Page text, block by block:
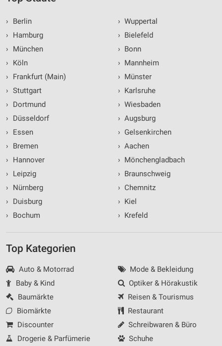
›
Berlin
›
Hamburg
›
München
›
Köln
›
Frankfurt (Main)
› Stuttgart
›
Dortmund
›
Düsseldorf
›
Essen
›
Bremen
›
Hannover
›
Leipzig
›
Nürnberg
›
Duisburg
›
Bochum
› Wuppertal
› Bielefeld
› Bonn
› Mannheim
› Münster
› Karlsruhe
› Wiesbaden
› Augsburg
› Gelsenkirchen
› Aachen
› Mönchengladbach
› Braunschweig
› Chemnitz
› Kiel
› Krefeld
Top Kategorien
Auto & Motorrad
Baby & Kind
Baumärkte
Biomärkte
Discounter
Drogerie & Parfümerie
Mode & Bekleidung
Optiker & Hörakustik
Reisen & Tourismus
Restaurant
Schreibwaren & Büro
Schuhe